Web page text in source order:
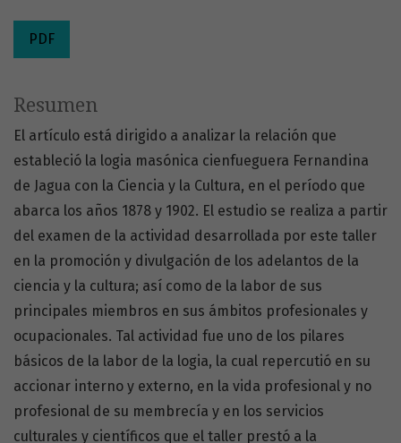
PDF
Resumen
El artículo está dirigido a analizar la relación que
estableció la logia masónica cienfueguera Fernandina
de Jagua con la Ciencia y la Cultura, en el período que
abarca los años 1878 y 1902. El estudio se realiza a partir
del examen de la actividad desarrollada por este taller
en la promoción y divulgación de los adelantos de la
ciencia y la cultura; así como de la labor de sus
principales miembros en sus ámbitos profesionales y
ocupacionales. Tal actividad fue uno de los pilares
básicos de la labor de la logia, la cual repercutió en su
accionar interno y externo, en la vida profesional y no
profesional de su membrecía y en los servicios
culturales y científicos que el taller prestó a la